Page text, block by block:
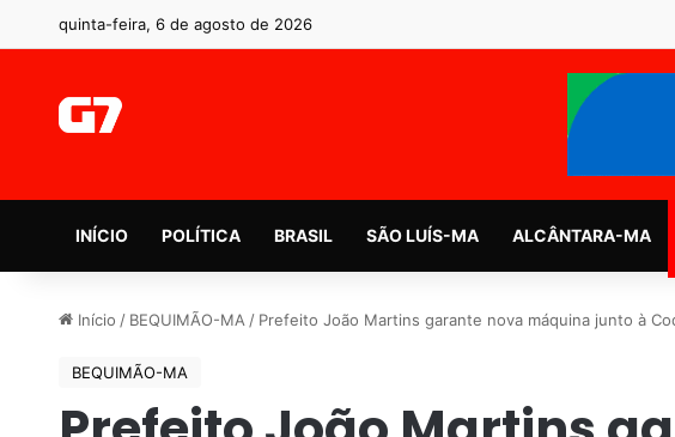
quinta-feira, 6 de agosto de 2026
INÍCIO POLÍTICA BRASIL SÃO LUÍS-MA ALCÂNTARA-MA
Início / BEQUIMÃO-MA / Prefeito João Martins garante nova máquina junto à
BEQUIMÃO-MA